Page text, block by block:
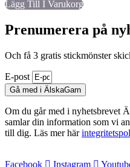
Lägg Till I Varukorg
Prenumerera på
Och få 3 gratis stickmönster
E-post
Gå med i ÄlskaGarn
Om du går med i nyhetsbrevet
samlar din information som vi
till dig. Läs mer här
Facebook Instagram